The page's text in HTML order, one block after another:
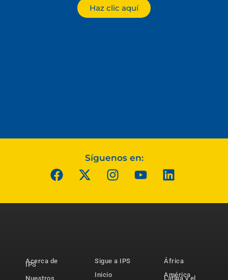
Haz clic aquí
Síguenos en:
Acerca de
IPS
Nuestros
Sigue a IPS
Inicio
África
América
Latina y el